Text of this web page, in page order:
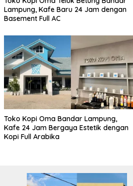
Lampung, Kafe Baru 24 Jam dengan
Basement Full AC
Toko Kopi Oma Bandar Lampung,
Kafe 24 Jam Bergaya Estetik dengan
Kopi Full Arabika